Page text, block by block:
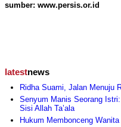
sumber: www.persis.or.id
latestnews
Ridha Suami, Jalan Menuju
Senyum Manis Seorang
Sisi Allah Ta’ala
Hukum Membonceng